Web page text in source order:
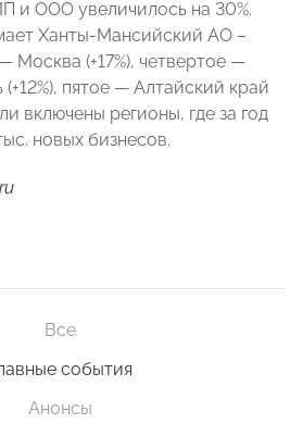
и ООО увеличилось на 30%.
Ханты-Мансийский АО –
Москва (+17%), четвертое —
пятое — Алтайский край
включены регионы, где за год
новых бизнесов.
Все
события
Анонсы